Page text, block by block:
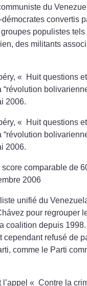
du
convertis
populistes tels
des militants
«
Huit questions
2006.
«
Huit questions
2006.
score comparable de
2006
unifié du
pour regrouper
coalition depuis
cependant refusé de
comme le Parti
l’appel « Contre la